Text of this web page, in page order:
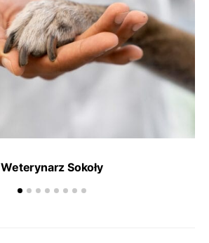
Weterynarz Sokoły